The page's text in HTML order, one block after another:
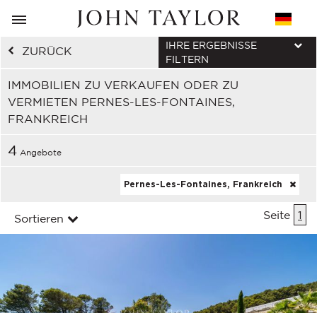
ZURÜCK
IMMOBILIEN ZU VERKAUFEN ODER ZU
VERMIETEN PERNES-LES-FONTAINES,
FRANKREICH
IHRE ERGEBNISSE
FILTERN
4 Angebote
Pernes-Les-Fontaines, Frankreich
Sortieren Seite 1